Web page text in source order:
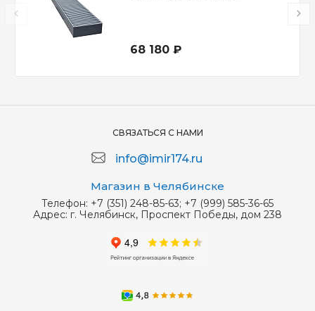
68 180 ₽
СВЯЗАТЬСЯ С НАМИ
info@imir174.ru
Магазин в Челябинске
Телефон: +7 (351) 248-85-63; +7 (999) 585-36-65
Адрес: г. Челябинск, Проспект Победы, дом 238